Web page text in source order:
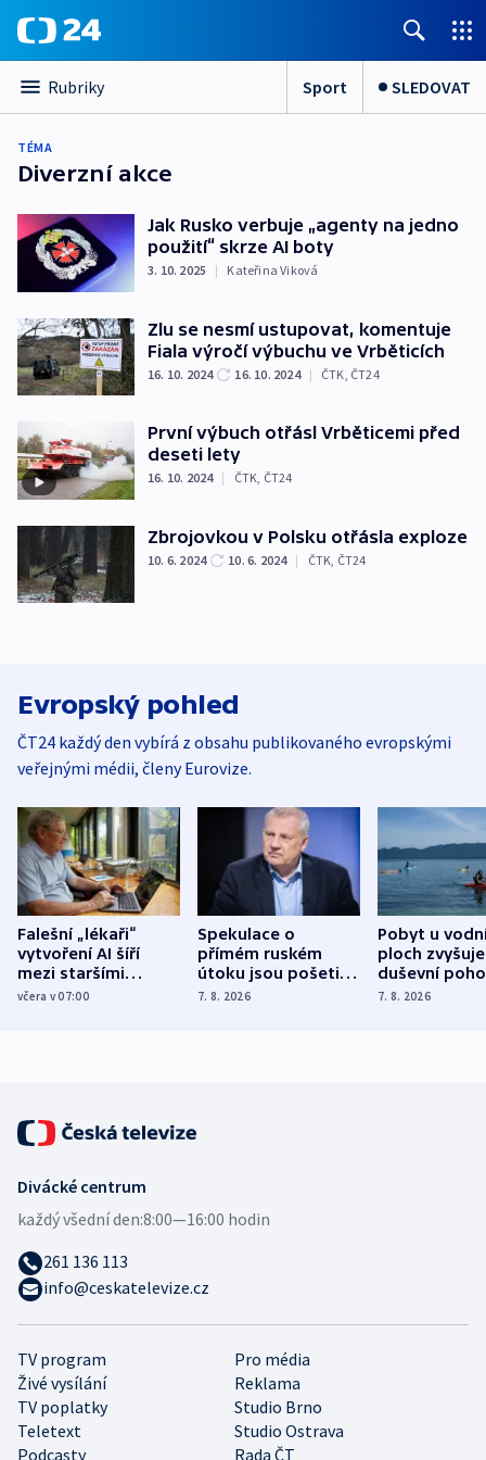
Rubriky Sport SLEDOVAT
TÉMA
Diverzní akce
Jak Rusko verbuje „agenty na jedno
použití“ skrze AI boty
3. 10. 2025 | Kateřina Viková
Zlu se nesmí ustupovat, komentuje
Fiala výročí výbuchu ve Vrběticích
16. 10. 2024 16. 10. 2024 | ČTK ČT24
První výbuch otřásl Vrběticemi před
deseti lety
16. 10. 2024 | ČTK, ČT24
Zbrojovkou v Polsku otřásla exploze
10. 6. 2024 10. 6. 2024 | ČTK ČT24
Evropský pohled
ČT24 každý den vybírá z obsahu publikovaného evropskými
veřejnými médii, členy Eurovize.
Falešní „lékaři“
vytvoření AI šíří
mezi staršími
Poláky nebezpečné
včera v 07:00
Spekulace o
přímém ruském
útoku jsou pošetilé,
míní estonský
7. 8. 2026
Pobyt u
ploch zvyšuje
duševní
ukázala
7. 8. 2026
TV program
Pro média
Živé vysílání
Reklama
TV poplatky
Studio Brno
Teletext
Studio Ostrava
Podcasty
Rada ČT
Divácké centrum
každý všední den:8:00—16:00 hodin
261 136 113
info@ceskatelevize.cz